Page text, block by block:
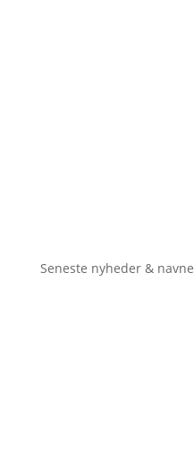
Seneste nyheder & navne